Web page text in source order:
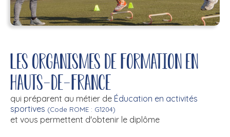
Les organismes de formation en
Hauts-de-France
qui préparent au métier de Éducation en activités
sportives (Code ROME : G1204)
et vous permettent d'obtenir le diplôme